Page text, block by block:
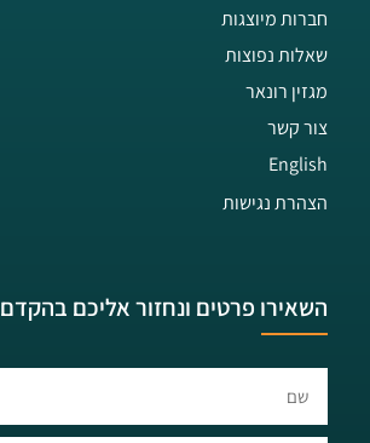
חברות מיוצגות
שאלות נפוצות
מגזין רונאר
צור קשר
English
הצהרת נגישות
השאירו פרטים ונחזור אליכם בהקדם​​